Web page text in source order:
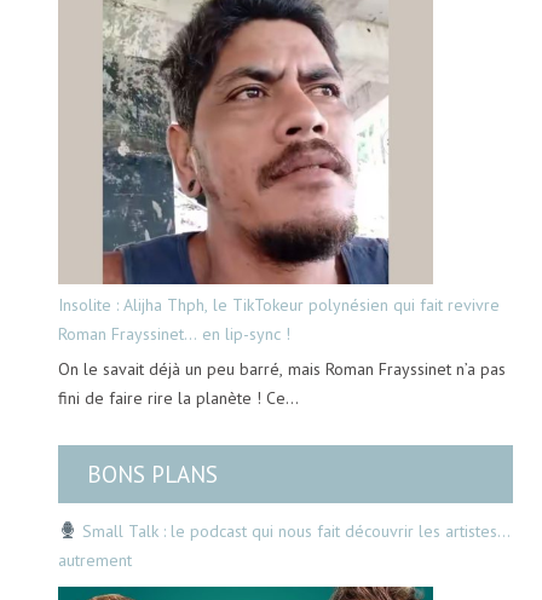
Insolite : Alijha Thph, le TikTokeur polynésien qui fait revivre
Roman Frayssinet… en lip-sync !
On le savait déjà un peu barré, mais Roman Frayssinet n’a pas
fini de faire rire la planète ! Ce…
BONS PLANS
Small Talk : le podcast qui nous fait découvrir les artistes…
autrement